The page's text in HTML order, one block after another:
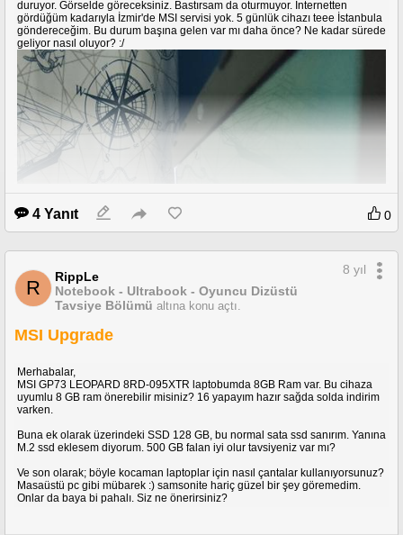
duruyor. Görselde göreceksiniz. Bastırsam da oturmuyor. İnternetten
gördüğüm kadarıyla İzmir'de MSI servisi yok. 5 günlük cihazı teee İstanbula
göndereceğim. Bu durum başına gelen var mı daha önce? Ne kadar sürede
geliyor nasıl oluyor? :/
4 Yanıt 0
R
RippLe
Notebook - Ultrabook - Oyuncu Dizüstü
Tavsiye Bölümü altına konu açtı.
8 yıl
MSI Upgrade
Merhabalar,
MSI GP73 LEOPARD 8RD-095XTR laptobumda 8GB Ram var. Bu cihaza
uyumlu 8 GB ram önerebilir misiniz? 16 yapayım hazır sağda solda indirim
varken.
Buna ek olarak üzerindeki SSD 128 GB, bu normal sata ssd sanırım. Yanına
M.2 ssd eklesem diyorum. 500 GB falan iyi olur tavsiyeniz var mı?
Ve son olarak; böyle kocaman laptoplar için nasıl çantalar kullanıyorsunuz?
Masaüstü pc gibi mübarek :) samsonite hariç güzel bir şey göremedim.
Onlar da baya bi pahalı. Siz ne önerirsiniz?